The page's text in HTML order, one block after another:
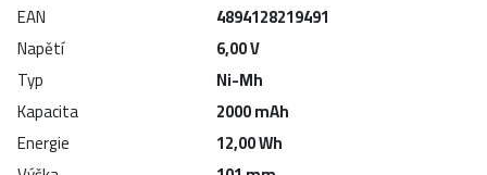
EAN
4894128219491
Napětí
6,00 V
Typ
Ni-Mh
Kapacita
2000 mAh
Energie
12,00 Wh